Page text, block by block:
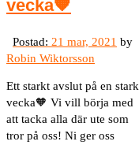
vecka🧡
by
Robin Wiktorsson
Ett starkt avslut på en stark
vecka🧡 Vi vill börja med
att tacka alla där ute som
tror på oss! Ni ger oss